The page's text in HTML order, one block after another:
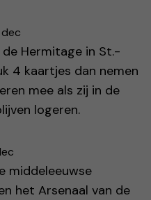
Hermitage in St.-
4 kaartjes dan nemen
mee als zij in de
logeren.
middeleeuwse
het Arsenaal van de